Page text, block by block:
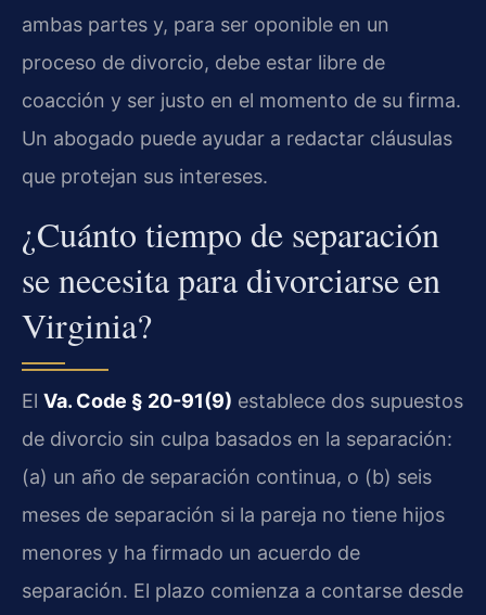
ambas partes y, para ser oponible en un
proceso de divorcio, debe estar libre de
coacción y ser justo en el momento de su firma.
Un abogado puede ayudar a redactar cláusulas
que protejan sus intereses.
¿Cuánto tiempo de separación
se necesita para divorciarse en
Virginia?
El Va. Code § 20-91(9) establece dos supuestos
de divorcio sin culpa basados en la separación:
(a) un año de separación continua, o (b) seis
meses de separación si la pareja no tiene hijos
menores y ha firmado un acuerdo de
separación. El plazo comienza a contarse desde